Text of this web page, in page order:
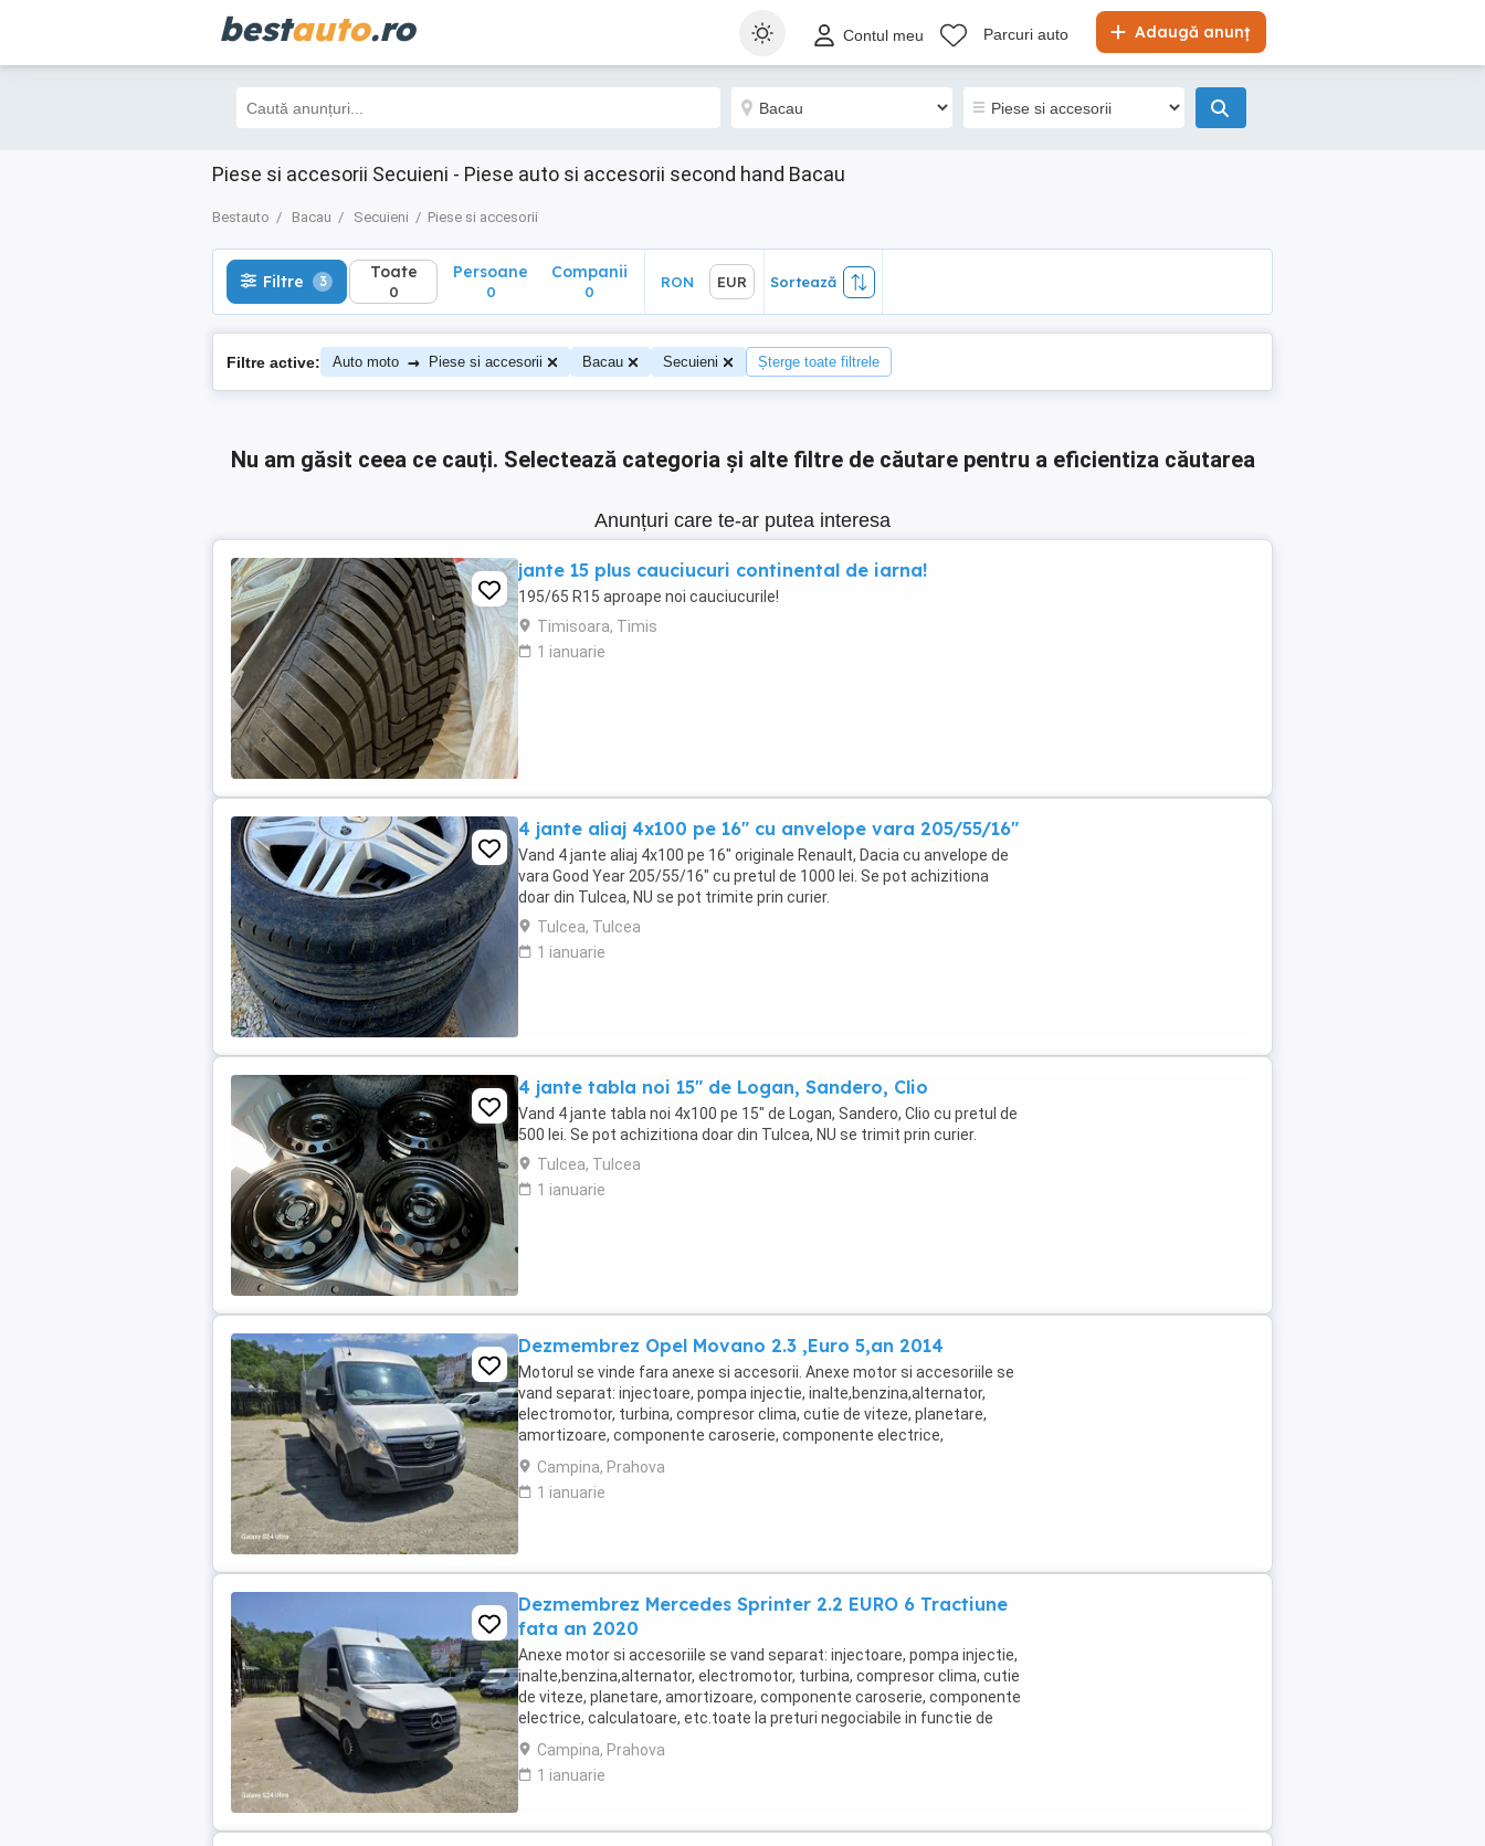
bestauto.ro Adaugă anunț
Contul meu Parcuri auto
Piese si accesorii Secuieni - Piese auto si accesorii second hand Bacau
Bestauto Bacau Secuieni Piese si accesorii
Filtre 3 Toate
0
Sortează
Filtre 3 Toate
0
Persoane
0
Companii
0
RON EUR Sortează
Filtre active: Auto moto → Piese si accesorii Bacau Secuieni Șterge toate filtrele
Nu am găsit ceea ce cauți. Selectează categoria și alte filtre de căutare pentru a eficientiza căutarea
Anunțuri care te-ar putea interesa
jante 15 plus cauciucuri continental de iarna!
195/65 R15 aproape noi cauciucurile!
Timisoara, Timis
1 ianuarie
4 jante aliaj 4x100 pe 16" cu anvelope vara 205/55/16"
Vand 4 jante aliaj 4x100 pe 16" originale Renault, Dacia cu anvelope de
vara Good Year 205/55/16" cu pretul de 1000 lei. Se pot achizitiona
doar din Tulcea, NU se pot trimite prin curier.
Tulcea, Tulcea
1 ianuarie
4 jante tabla noi 15" de Logan, Sandero, Clio
Vand 4 jante tabla noi 4x100 pe 15" de Logan, Sandero, Clio cu pretul de
500 lei. Se pot achizitiona doar din Tulcea, NU se trimit prin curier.
Tulcea, Tulcea
1 ianuarie
Dezmembrez Opel Movano 2.3 ,Euro 5,an 2014
Motorul se vinde fara anexe si accesorii. Anexe motor si accesoriile se
vand separat: injectoare, pompa injectie, inalte,benzina,alternator,
electromotor, turbina, compresor clima, cutie de viteze, planetare,
amortizoare, componente caroserie, componente electrice,
calculatoare, etc.toate la preturi ...
Campina, Prahova
1 ianuarie
Dezmembrez Mercedes Sprinter 2.2 EURO 6 Tractiune
fata an 2020
Anexe motor si accesoriile se vand separat: injectoare, pompa injectie,
inalte,benzina,alternator, electromotor, turbina, compresor clima, cutie
de viteze, planetare, amortizoare, componente caroserie, componente
electrice, calculatoare, etc.toate la preturi negociabile in functie de
piese, cu factura ...
Campina, Prahova
1 ianuarie